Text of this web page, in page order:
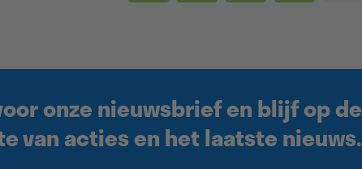
onze nieuwsbrief en blijf op de
van acties en het laatste nieuws.